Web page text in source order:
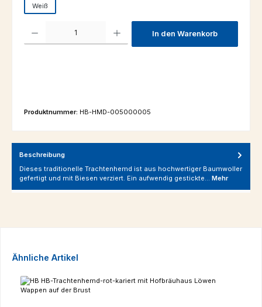
Weiß
In den Warenkorb
Produktnummer: HB-HMD-005000005
Beschreibung
Dieses traditionelle Trachtenhemd ist aus hochwertiger Baumwoller
gefertigt und mit Biesen verziert. Ein aufwendig gestickte… Mehr
Produktgalerie überspringen
Ähnliche Artikel